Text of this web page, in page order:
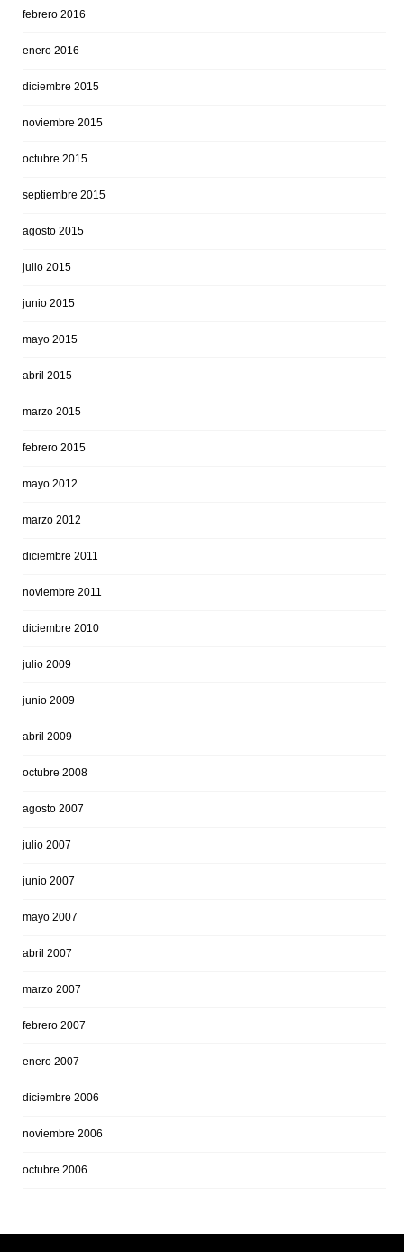
febrero 2016
enero 2016
diciembre 2015
noviembre 2015
octubre 2015
septiembre 2015
agosto 2015
julio 2015
junio 2015
mayo 2015
abril 2015
marzo 2015
febrero 2015
mayo 2012
marzo 2012
diciembre 2011
noviembre 2011
diciembre 2010
julio 2009
junio 2009
abril 2009
octubre 2008
agosto 2007
julio 2007
junio 2007
mayo 2007
abril 2007
marzo 2007
febrero 2007
enero 2007
diciembre 2006
noviembre 2006
octubre 2006